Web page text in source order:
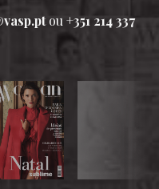
ou +351 214 337